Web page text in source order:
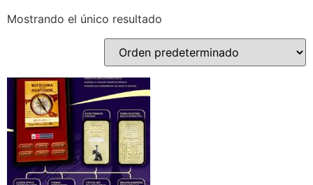
Mostrando el único resultado